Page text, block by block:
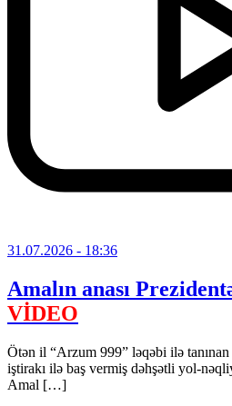
31.07.2026 - 18:36
Amalın anası
VİDEO
Ötən il “Arzum 999” ləqəbi ilə
iştirakı ilə baş vermiş dəhşətli yol-
Amal […]